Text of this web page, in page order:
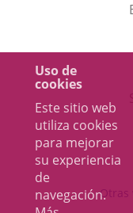
Uso de
cookies
Este sitio web
utiliza cookies
para mejorar
su experiencia
de
navegación.Otras